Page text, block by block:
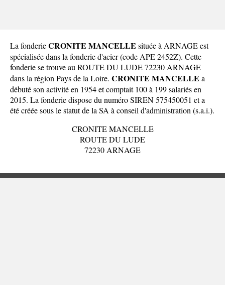
La fonderieCRONITE MANCELLE située à ARNAGE est
spécialisée dans la fonderie d'acier (code APE 2452Z). Cette
fonderie se trouve au ROUTE DU LUDE 72230 ARNAGE
dans la région Pays de la Loire. CRONITE MANCELLE a
débuté son activité en 1954 et comptait 100 à 199 salariés en
2015. La fonderie dispose du numéro SIREN 575450051 et a
été créée sous le statut de la SA à conseil d'administration (s.a.i.).
CRONITE MANCELLE
ROUTE DU LUDE
72230 ARNAGE